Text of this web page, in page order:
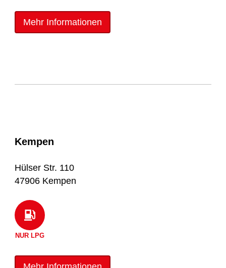
Mehr Informationen
Kempen
Hülser Str. 110
47906 Kempen
NUR LPG